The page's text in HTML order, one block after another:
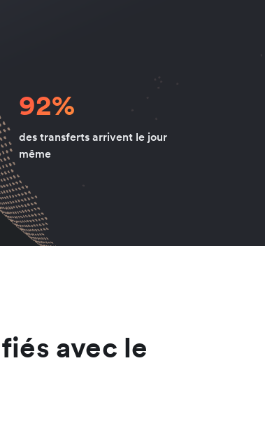
92%
des transferts arrivent le jour
même
avec le